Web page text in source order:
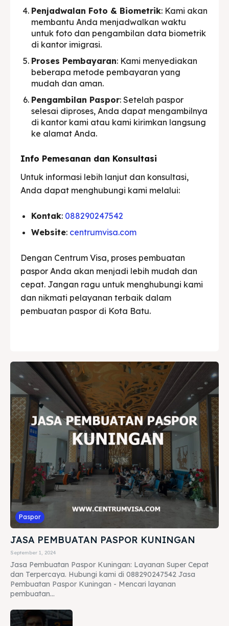
Penjadwalan Foto & Biometrik: Kami akan
membantu Anda menjadwalkan waktu
untuk foto dan pengambilan data biometrik
di kantor imigrasi.
Proses Pembayaran: Kami menyediakan
beberapa metode pembayaran yang
mudah dan aman.
Pengambilan Paspor: Setelah paspor
selesai diproses, Anda dapat mengambilnya
di kantor kami atau kami kirimkan langsung
ke alamat Anda.
Info Pemesanan dan Konsultasi
Untuk informasi lebih lanjut dan konsultasi,
Anda dapat menghubungi kami melalui:
Kontak: 088290247542
Website: centrumvisa.com
Dengan Centrum Visa, proses pembuatan
paspor Anda akan menjadi lebih mudah dan
cepat. Jangan ragu untuk menghubungi kami
dan nikmati pelayanan terbaik dalam
pembuatan paspor di Kota Batu.
Paspor
JASA PEMBUATAN PASPOR KUNINGAN
September 1, 2024
Jasa Pembuatan Paspor Kuningan: Layanan Super Cepat
dan Terpercaya. Hubungi kami di 088290247542 Jasa
Pembuatan Paspor Kuningan - Mencari layanan
pembuatan...